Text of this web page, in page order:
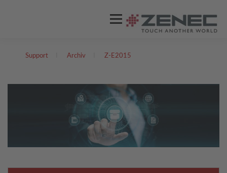
Menü
ZENEC PRODUKTE VIDEOS
STORES / HÄNDLER SUPPORT
Support Archiv Z-E2015